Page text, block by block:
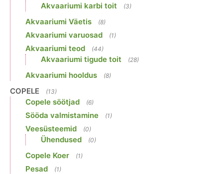
Akvaariumi karbi toit (3)
Akvaariumi Väetis (8)
Akvaariumi varuosad (1)
Akvaariumi teod (44)
Akvaariumi tigude toit (28)
Akvaariumi hooldus (8)
COPELE (13)
Copele söötjad (6)
Sööda valmistamine (1)
Veesüsteemid (0)
Ühendused (0)
Copele Koer (1)
Pesad (1)